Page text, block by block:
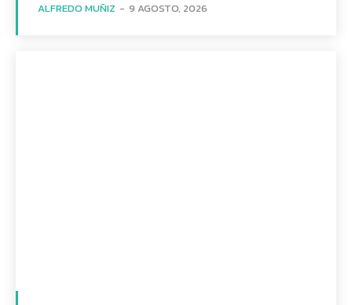
ALFREDO MUÑIZ - 9 AGOSTO, 2026